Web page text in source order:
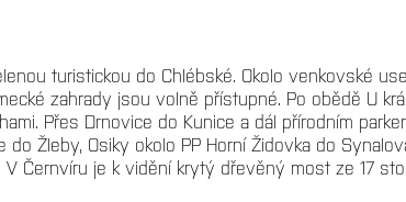
turistickou do Chlébské. Okolo venkovské
zahrady jsou volně přístupné. Po obědě U
Přes Drnovice do Kunice a dál přírodním
Žleby, Osiky okolo PP Horní Židovka do
Černvíru je k vidění krytý dřevěný most ze 17